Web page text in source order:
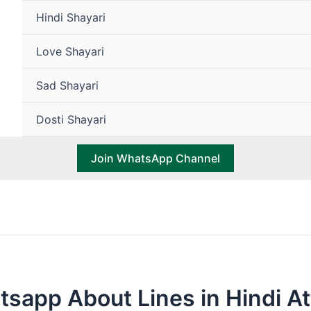
Hindi Shayari
Love Shayari
Sad Shayari
Dosti Shayari
Join WhatsApp Channel
About Lines in Hindi